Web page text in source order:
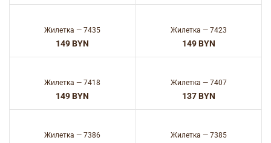
Жилетка — 7435
BYN
Жилетка — 7423
BYN
Жилетка — 7418
BYN
Жилетка — 7407
BYN
Жилетка — 7386 Жилетка — 7385